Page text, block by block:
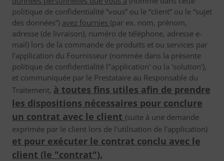
politique de confidentialité ”vous” ou le “client” ou le “sujet
des données”) avez fournies (par ex. nom, prénom,
adresse (de livraison), numéro de téléphone, adresse e-
mail) lors de la commande de produits et ou services par
l'application du Fournisseur (nommée dans la présente
politique de confidentialité l''application' ou la 'solution'),
et communiquée par le Prestataire au Responsable du
Traitement, à toutes fins utiles afin de prendre
les dispositions nécessaires pour conclure
un contrat avec le client (suite à une demande
exprimée par le client lors de l'utilisation de l'application)
et pour exécuter le contrat conclu avec le
client (le "contrat").